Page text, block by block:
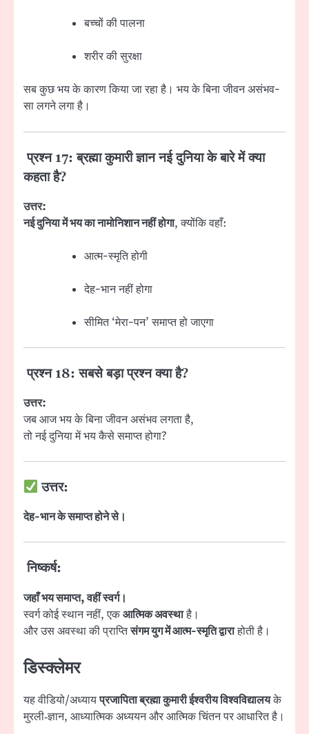
बच्चों की पालना
शरीर की सुरक्षा
सब कुछ भय के कारण किया जा रहा है। भय के बिना जीवन असंभव-
सा लगने लगा है।
प्रश्न 17: ब्रह्मा कुमारी ज्ञान नई दुनिया के बारे में क्या
कहता है?
उत्तर:
नई दुनिया में भय का नामोनिशान नहीं होगा, क्योंकि वहाँ:
आत्म-स्मृति होगी
देह-भान नहीं होगा
सीमित ‘मेरा-पन’ समाप्त हो जाएगा
प्रश्न 18: सबसे बड़ा प्रश्न क्या है?
उत्तर:
जब आज भय के बिना जीवन असंभव लगता है,
तो नई दुनिया में भय कैसे समाप्त होगा?
उत्तर:
देह-भान के समाप्त होने से।
निष्कर्ष:
जहाँ भय समाप्त, वहीं स्वर्ग।
स्वर्ग कोई स्थान नहीं, एकआत्मिक अवस्थाहै।
और उस अवस्था की प्राप्तिसंगम युग में आत्म-स्मृति द्वाराहोती है।
डिस्क्लेमर
यह वीडियो/अध्यायप्रजापिता ब्रह्मा कुमारी ईश्वरीय विश्वविद्यालयके
मुरली‑ज्ञान, आध्यात्मिक अध्ययन और आत्मिक चिंतन पर आधारित है।